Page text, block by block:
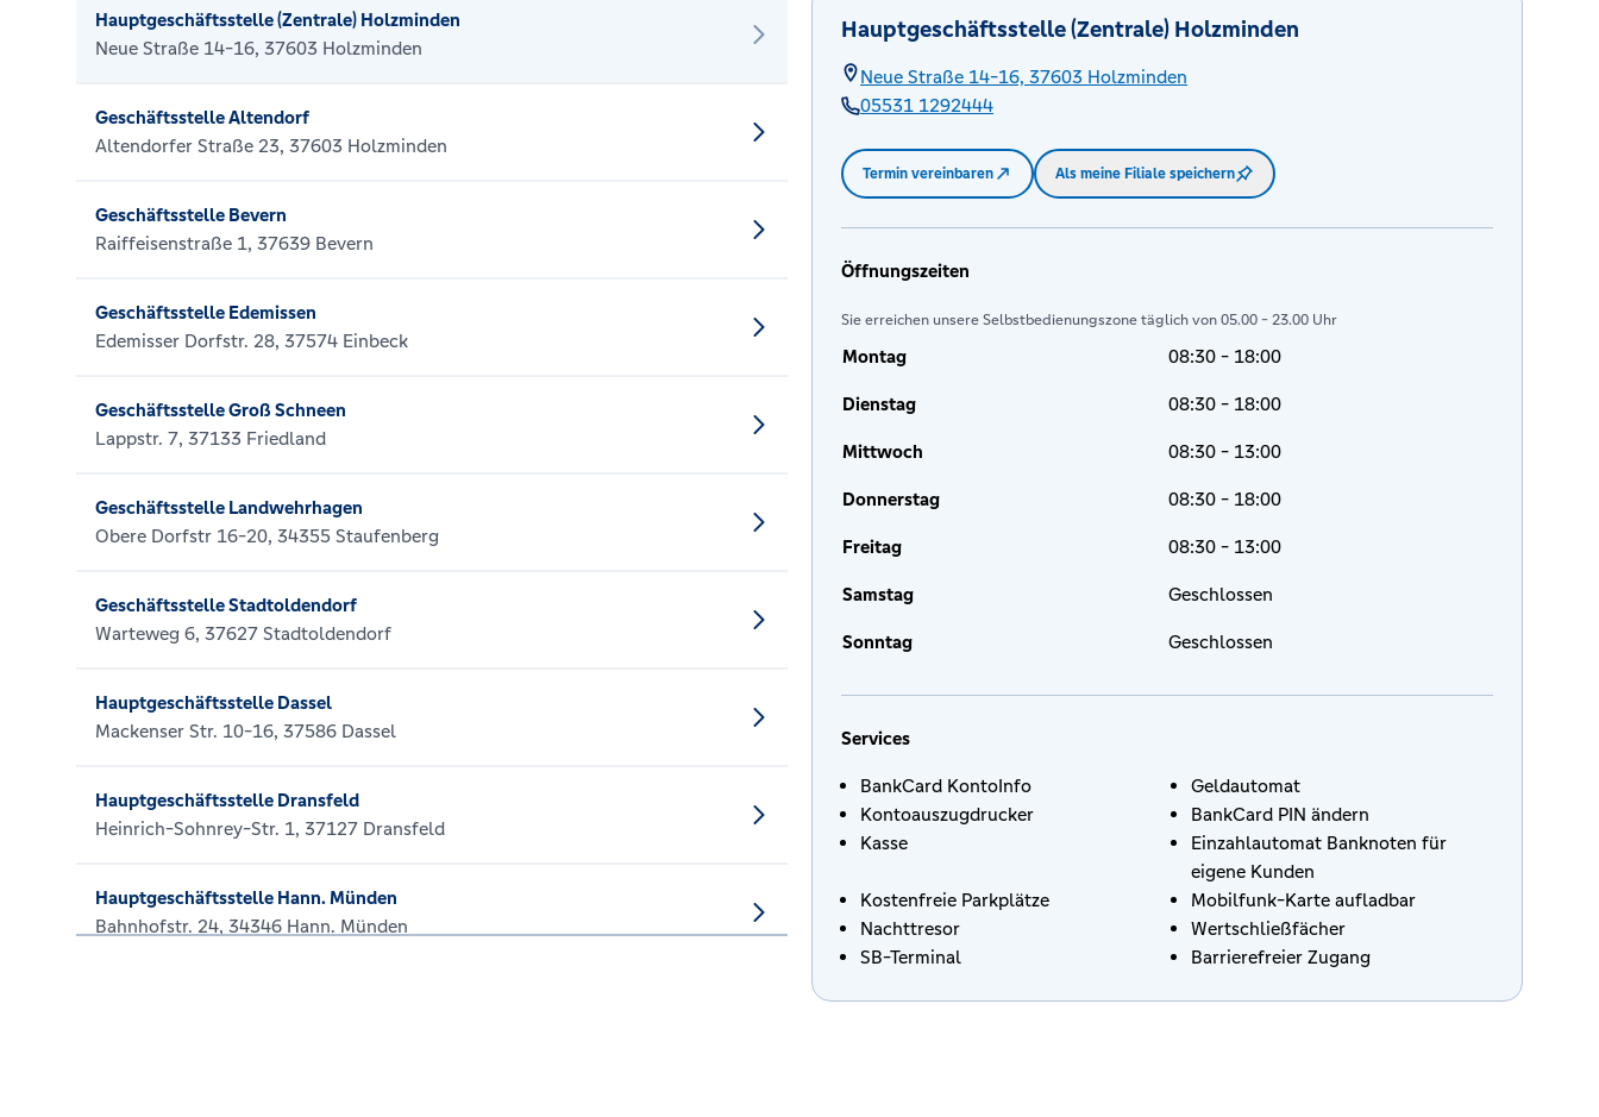
Hauptgeschäftsstelle (Zentrale) Holzminden
Neue Straße 14-16, 37603 Holzminden
Geschäftsstelle Altendorf
Altendorfer Straße 23, 37603 Holzminden
Geschäftsstelle Bevern
Raiffeisenstraße 1, 37639 Bevern
Geschäftsstelle Edemissen
Edemisser Dorfstr. 28, 37574 Einbeck
Geschäftsstelle Groß Schneen
Lappstr. 7, 37133 Friedland
Geschäftsstelle Landwehrhagen
Obere Dorfstr 16-20, 34355 Staufenberg
Geschäftsstelle Stadtoldendorf
Warteweg 6, 37627 Stadtoldendorf
Hauptgeschäftsstelle Dassel
Mackenser Str. 10-16, 37586 Dassel
Hauptgeschäftsstelle Dransfeld
Heinrich-Sohnrey-Str. 1, 37127 Dransfeld
Hauptgeschäftsstelle Hann. Münden
Bahnhofstr. 24, 34346 Hann. Münden
Hauptgeschäftsstelle (Zentrale) Holzminden
Neue Straße 14-16, 37603 Holzminden
05531 1292444
Termin vereinbaren Als meine Filiale speichern
Öffnungszeiten
Sie erreichen unsere Selbstbedienungszone täglich von 05.00 - 23.00 Uhr
Montag 08:30 - 18:00
Dienstag 08:30 - 18:00
Mittwoch 08:30 - 13:00
Donnerstag 08:30 - 18:00
Freitag 08:30 - 13:00
Samstag Geschlossen
Sonntag Geschlossen
Services
BankCard KontoInfo
Geldautomat
Kontoauszugdrucker
BankCard PIN ändern
Kasse
Einzahlautomat Banknoten für
eigene Kunden
Kostenfreie Parkplätze
Mobilfunk-Karte aufladbar
Nachttresor
Wertschließfächer
SB-Terminal
Barrierefreier Zugang